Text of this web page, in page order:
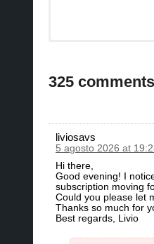
325
liviosavs
5 agosto 2026 at
Hi there,
​Good evening! I
subscription moving
​Could you please let
​Thanks so much for
​Best regards, Livio